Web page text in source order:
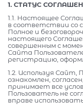
1. СТАТУС
1.1. Настоящее
в соответствии со
Полное и
настоящего
совершенным с
Сайта
регистрацию,
1.2. Используя
ознакомлен,
принимает все
Пользователь не
вправе